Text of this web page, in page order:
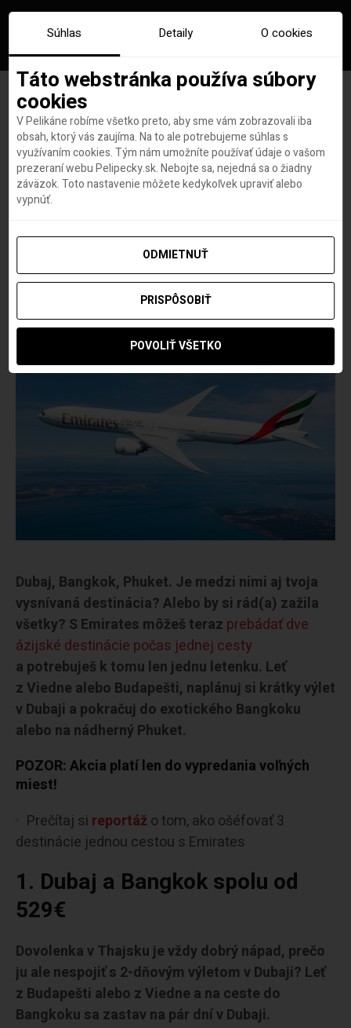
2 destinácie, 1 letenka:
Multicity Emirates od 529€ sú
späť!
autorLovci leteniek a dovoleniek
Dubaj, Bangkok, Phuket. Je medzi nimi aj tvoja
vysnívaná destinácia? Alebo by si rád(a) zažila
všetky? S Emirates môžeš teraz prebádať dve
ázijské destinácie počas jednej cesty
a potrebuješ k tomu len jednu letenku. Leť
z Viedne alebo Budapešti, naplánuj si krátky výlet
v Dubaji a pokračuj do exotického Bangkoku
alebo na nádherný Phuket.
POZOR: Akcia platí len do vypredania voľných
miest!
Prečítaj si reportážo tom, ako ošéfovať 3
destinácie jednou cestou s Emirates
1. Dubaj a Bangkok spolu od
529€
Dovolenka v Thajsku je vždy dobrý nápad, prečo
ju ale nespojiť s 2-dňovým výletom v Dubaji? Leť
z Budapešti alebo z Viedne a na ceste do
Bangkoku sa zastav na pár dní v Dubaji.
Súhlas Detaily O cookies
Táto webstránka používa súbory
cookies
V Pelikáne robíme všetko preto, aby sme vám zobrazovali iba
obsah, ktorý vás zaujíma. Na to ale potrebujeme súhlas s
využívaním cookies. Tým nám umožníte používať údaje o vašom
prezeraní webu Pelipecky.sk. Nebojte sa, nejedná sa o žiadny
záväzok. Toto nastavenie môžete kedykoľvek upraviť alebo
vypnúť.
ODMIETNUŤ
PRISPÔSOBIŤ
POVOLIŤ VŠETKO